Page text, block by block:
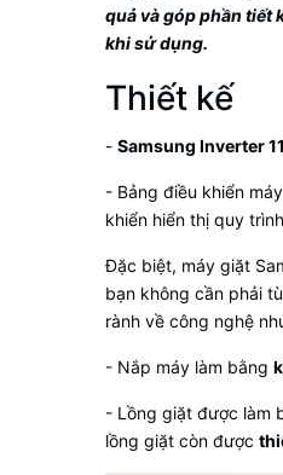
quả và góp phần tiết
khi sử dụng.
Thiết kế
- Samsung Inverter
- Bảng điều khiển
khiển hiển thị quy
Đặc biệt, máy giặt
bạn không cần phải
rành về công nghệ
- Nắp máy làm bằng
- Lồng giặt được làm
lồng giặt còn được